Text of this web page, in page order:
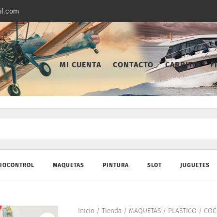
MI CUENTA CONTACTO CARRITO
MAQUETAS PINTURA SLOT JUGUETES
Inicio / Tienda/ MAQUETAS/ PLASTICO /